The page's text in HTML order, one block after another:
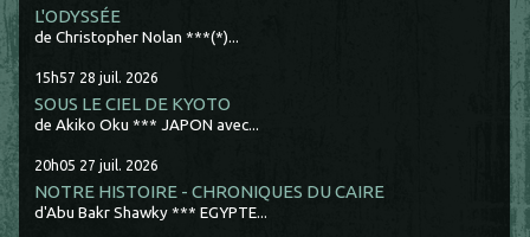
L'ODYSSÉE
de Christopher Nolan ***(*)...
15h57 28 juil. 2026
SOUS LE CIEL DE KYOTO
de Akiko Oku *** JAPON avec...
20h05 27 juil. 2026
NOTRE HISTOIRE - CHRONIQUES DU CAIRE
d'Abu Bakr Shawky *** EGYPTE...